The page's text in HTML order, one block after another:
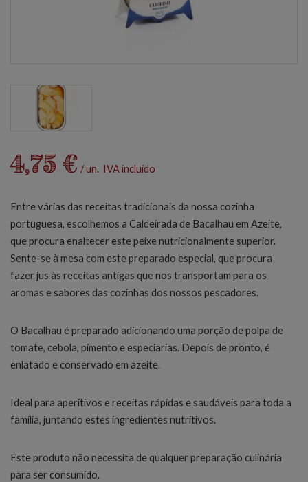
4,75 € / un. IVA incluído
Entre várias das receitas tradicionais da nossa cozinha
portuguesa, escolhemos a Caldeirada de Bacalhau em Azeite,
que procura enaltecer este peixe nutricionalmente superior.
Sente-se à mesa com este preparado especial, que procura
fazer jus às receitas antigas que nos transportam para os
aromas e sabores das cozinhas dos nossos pescadores.
O Bacalhau é preparado adicionando uma porção de polpa de
tomate, cebola, pimento e especiarias. Depois de pronto, é
enlatado e conservado em azeite.
Ideal para aperitivos e receitas rápidas e saudáveis para toda a
família, juntando estes ingredientes nutritivos.
Este produto não necessita de qualquer preparação culinária
para ser consumido.